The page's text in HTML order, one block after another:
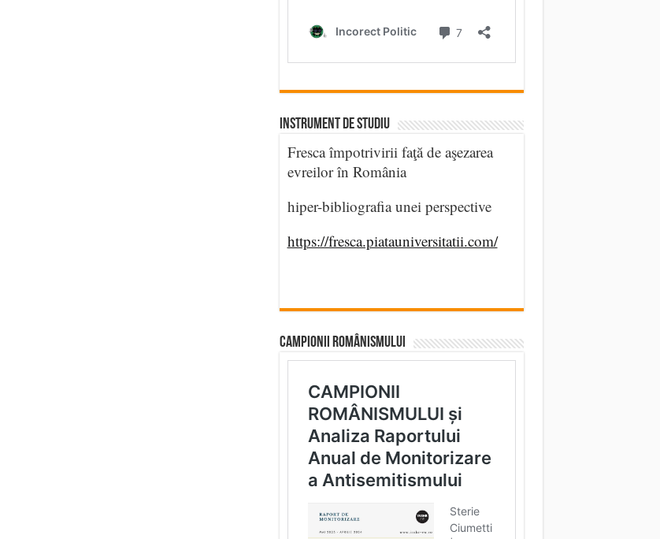
INSTRUMENT DE STUDIU
Fresca împotrivirii faţă de aşezarea
evreilor în România
hiper-bibliografia unei perspective
https://fresca.piatauniversitatii.com/
CAMPIONII ROMÂNISMULUI